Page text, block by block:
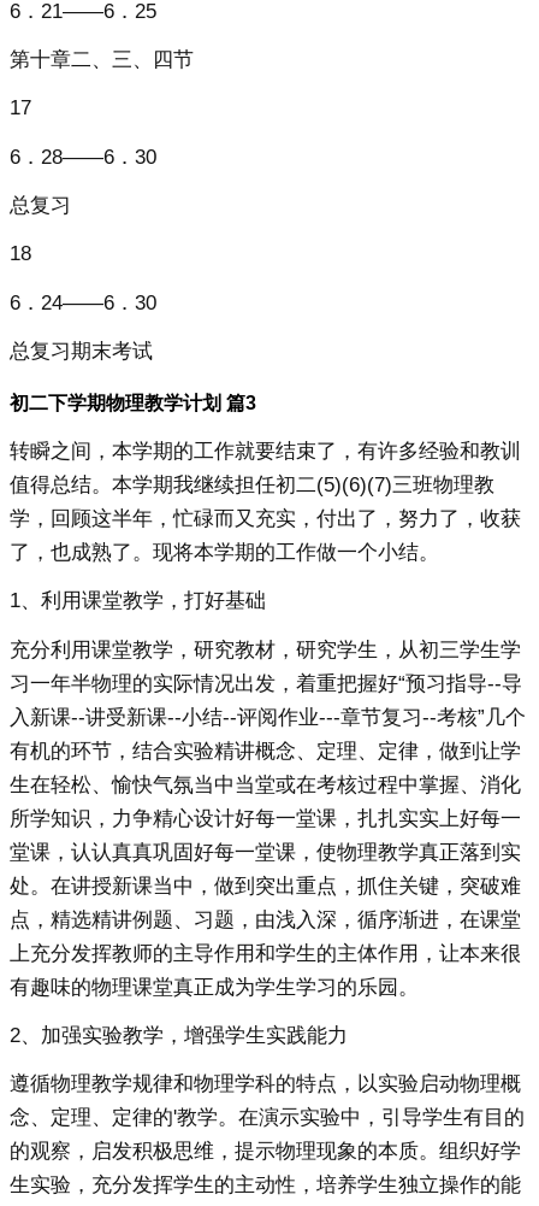
6．21——6．25
第十章二、三、四节
17
6．28——6．30
总复习
18
6．24——6．30
总复习期末考试
初二下学期物理教学计划 篇3
转瞬之间，本学期的工作就要结束了，有许多经验和教训
值得总结。本学期我继续担任初二(5)(6)(7)三班物理教
学，回顾这半年，忙碌而又充实，付出了，努力了，收获
了，也成熟了。现将本学期的工作做一个小结。
1、利用课堂教学，打好基础
充分利用课堂教学，研究教材，研究学生，从初三学生学
习一年半物理的实际情况出发，着重把握好“预习指导--导
入新课--讲受新课--小结--评阅作业---章节复习--考核”几个
有机的环节，结合实验精讲概念、定理、定律，做到让学
生在轻松、愉快气氛当中当堂或在考核过程中掌握、消化
所学知识，力争精心设计好每一堂课，扎扎实实上好每一
堂课，认认真真巩固好每一堂课，使物理教学真正落到实
处。在讲授新课当中，做到突出重点，抓住关键，突破难
点，精选精讲例题、习题，由浅入深，循序渐进，在课堂
上充分发挥教师的主导作用和学生的主体作用，让本来很
有趣味的物理课堂真正成为学生学习的乐园。
2、加强实验教学，增强学生实践能力
遵循物理教学规律和物理学科的特点，以实验启动物理概
念、定理、定律的'教学。在演示实验中，引导学生有目的
的观察，启发积极思维，提示物理现象的本质。组织好学
生实验，充分发挥学生的主动性，培养学生独立操作的能